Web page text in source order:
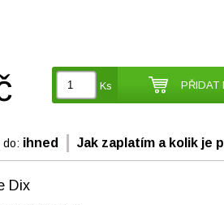
Ks PŘIDAT
do: ihned Jak zaplatím a kolik je
Dix